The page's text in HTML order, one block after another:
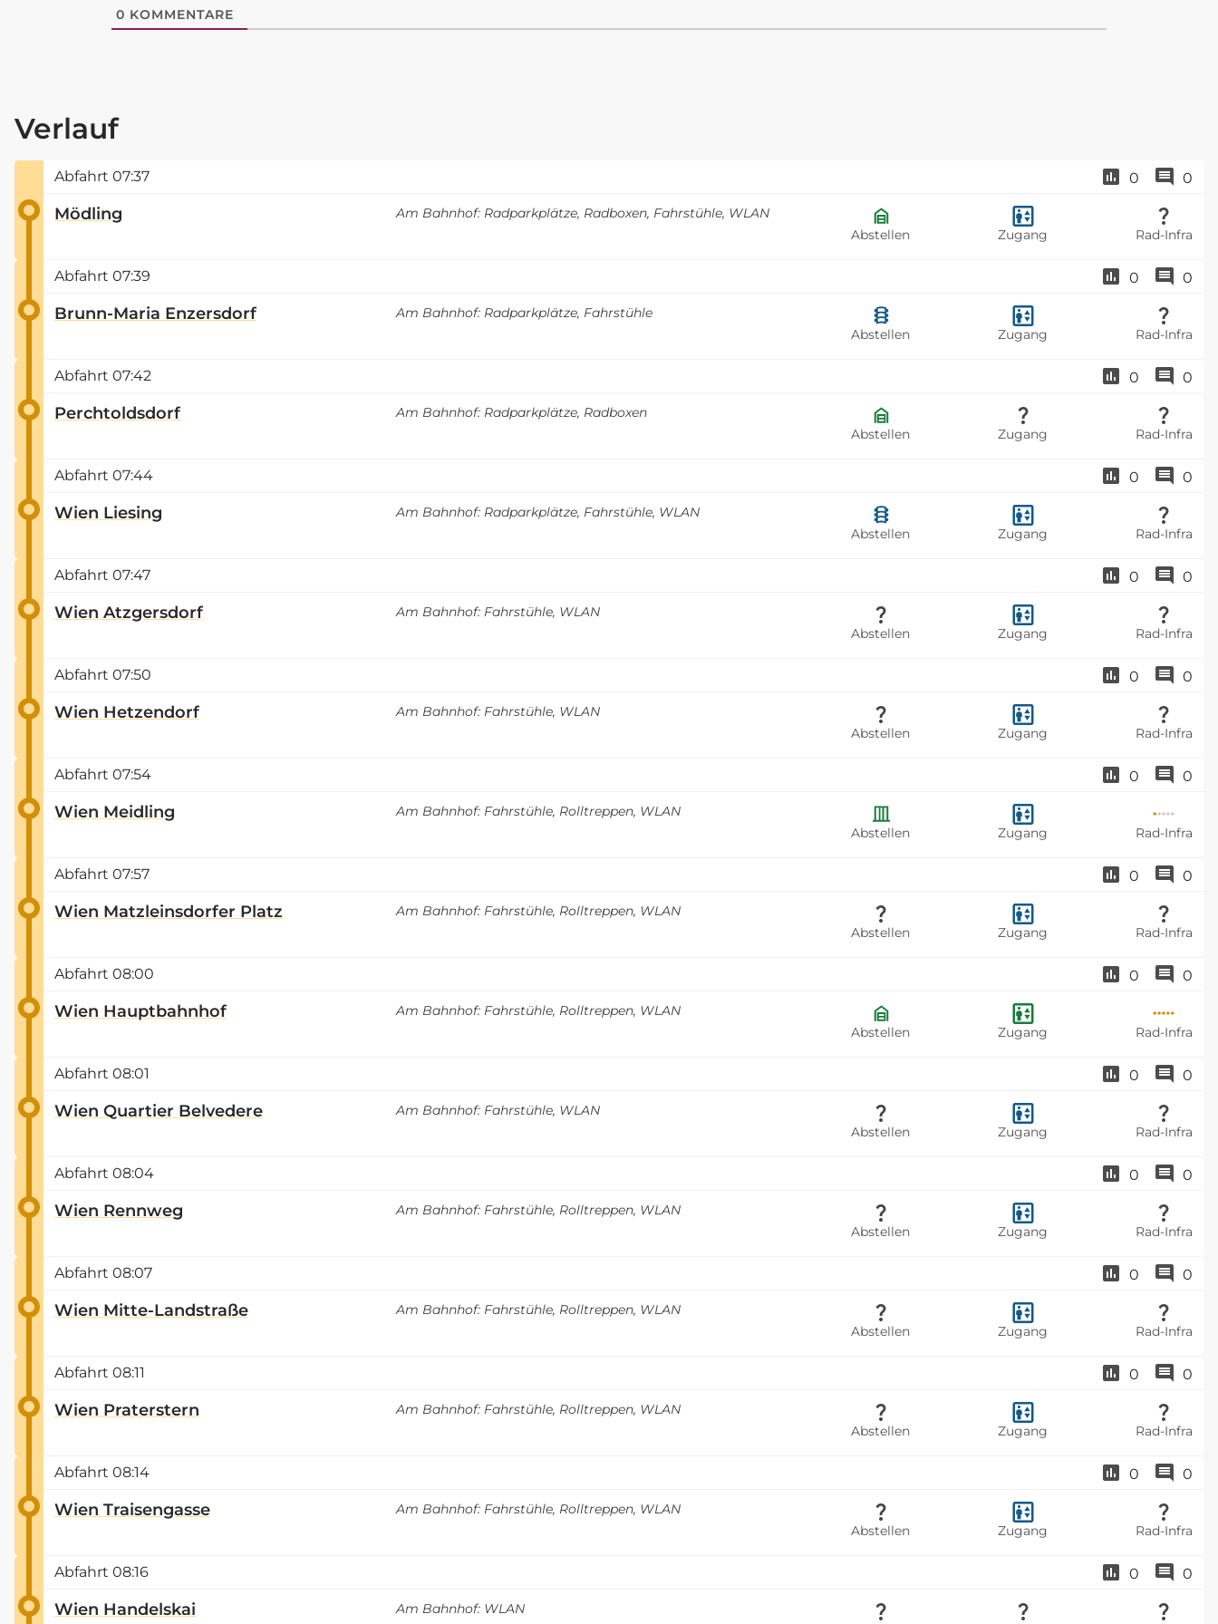
0 KOMMENTARE
Verlauf
Abfahrt 07:37 0 0
Mödling
Am Bahnhof: Radparkplätze, Radboxen, Fahrstühle, WLAN
Abstellen
Zugang Rad-Infra
Abfahrt 07:39 0 0
Brunn-Maria Enzersdorf
Am Bahnhof: Radparkplätze, Fahrstühle
Abstellen
Zugang Rad-Infra
Abfahrt 07:42 0 0
Perchtoldsdorf
Am Bahnhof: Radparkplätze, Radboxen
Abstellen
Zugang Rad-Infra
Abfahrt 07:44 0 0
Wien Liesing
Am Bahnhof: Radparkplätze, Fahrstühle, WLAN
Abstellen
Zugang Rad-Infra
Abfahrt 07:47 0 0
Wien Atzgersdorf
Am Bahnhof: Fahrstühle, WLAN
Abstellen
Zugang Rad-Infra
Abfahrt 07:50 0 0
Wien Hetzendorf
Am Bahnhof: Fahrstühle, WLAN
Abstellen
Zugang Rad-Infra
Abfahrt 07:54 0 0
Wien Meidling
Am Bahnhof: Fahrstühle, Rolltreppen, WLAN
Abstellen
Zugang Rad-Infra
Abfahrt 07:57 0 0
Wien Matzleinsdorfer Platz
Am Bahnhof: Fahrstühle, Rolltreppen, WLAN
Abstellen
Zugang Rad-Infra
Abfahrt 08:00 0 0
Wien Hauptbahnhof
Am Bahnhof: Fahrstühle, Rolltreppen, WLAN
Abstellen
Zugang Rad-Infra
Abfahrt 08:01 0 0
Wien Quartier Belvedere
Am Bahnhof: Fahrstühle, WLAN
Abstellen
Zugang Rad-Infra
Abfahrt 08:04 0 0
Wien Rennweg
Am Bahnhof: Fahrstühle, Rolltreppen, WLAN
Abstellen
Zugang Rad-Infra
Abfahrt 08:07 0 0
Wien Mitte-Landstraße
Am Bahnhof: Fahrstühle, Rolltreppen, WLAN
Abstellen
Zugang Rad-Infra
Abfahrt 08:11 0 0
Wien Praterstern
Am Bahnhof: Fahrstühle, Rolltreppen, WLAN
Abstellen
Zugang Rad-Infra
Abfahrt 08:14 0 0
Wien Traisengasse
Am Bahnhof: Fahrstühle, Rolltreppen, WLAN
Abstellen
Zugang Rad-Infra
Abfahrt 08:16 0 0
Wien Handelskai
Am Bahnhof: WLAN